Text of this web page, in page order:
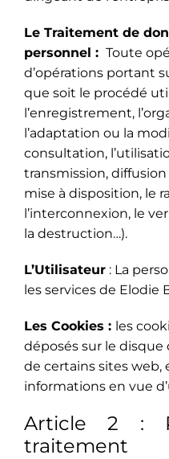
Le Traitement de
personnel : Toute
d’opérations portant
que soit le procédé
l’enregistrement,
l’adaptation ou la
consultation,
transmission,
mise à disposition, le
l’interconnexion, le
la destruction…).
L’Utilisateur : La
les services de Elodie
Les Cookies : les
déposés sur le disque
de certains sites
informations en vue
Article 2 :
traitement